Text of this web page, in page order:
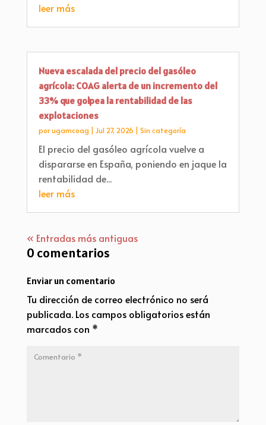
leer más
Nueva escalada del precio del gasóleo
agrícola: COAG alerta de un incremento del
33% que golpea la rentabilidad de las
explotaciones
porugamcoag Jul 27, 2026 Sin categoría
El precio del gasóleo agrícola vuelve a
dispararse en España, poniendo en jaque la
rentabilidad de...
leer más
« Entradas más antiguas
0 comentarios
Enviar un comentario
Tu dirección de correo electrónico no será
publicada. Los campos obligatorios están
marcados con *